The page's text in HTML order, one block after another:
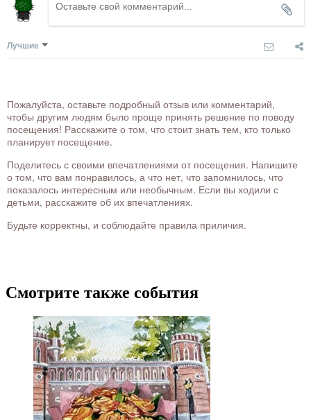
Лучшие
Пожалуйста, оставьте подробный отзыв или комментарий,
чтобы другим людям было проще принять решение по поводу
посещения! Расскажите о том, что стоит знать тем, кто только
планирует посещение.
Поделитесь с своими впечатлениями от посещения. Напишите
о том, что вам понравилось, а что нет, что запомнилось, что
показалось интересным или необычным. Если вы ходили с
детьми, расскажите об их впечатлениях.
Будьте корректны, и соблюдайте правила приличия.
Смотрите также события